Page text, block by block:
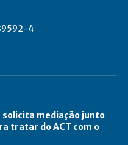
4
solicita mediação junto
tratar do ACT com o